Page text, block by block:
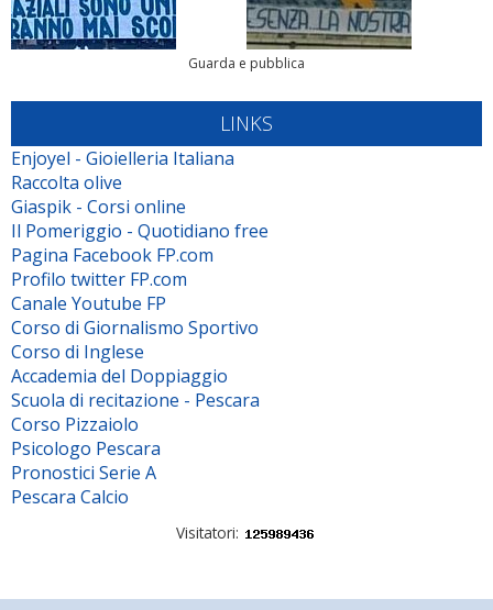
Guarda e pubblica
LINKS
Enjoyel - Gioielleria Italiana
Raccolta olive
Giaspik - Corsi online
Il Pomeriggio - Quotidiano free
Pagina Facebook FP.com
Profilo twitter FP.com
Canale Youtube FP
Corso di Giornalismo Sportivo
Corso di Inglese
Accademia del Doppiaggio
Scuola di recitazione - Pescara
Corso Pizzaiolo
Psicologo Pescara
Pronostici Serie A
Pescara Calcio
Visitatori: